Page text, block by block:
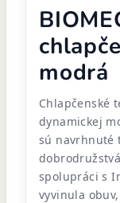
modrá
Chlapčenské
dynamickej
sú navrhnuté
spolupráci s
vyvinula